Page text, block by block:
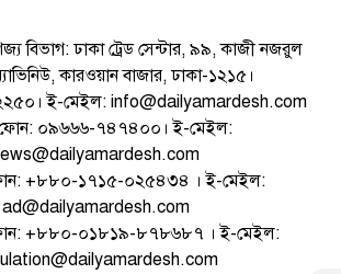
বিভাগ: ঢাকা ট্রেড সেন্টার, ৯৯, কাজী নজরুল
কারওয়ান বাজার, ঢাকা-১২১৫।
ই-মেইল: info@dailyamardesh.com
ফোন: ০৯৬৬৬-৭৪৭৪০০। ই-মেইল:
+৮৮০-১৭১৫-০২৫৪৩৪ । ই-মেইল:
ad@dailyamardesh.com
+৮৮০-০১৮১৯-৮৭৮৬৮৭ । ই-মেইল: